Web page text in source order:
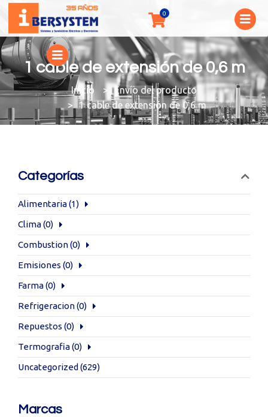
1 cable de extensión de 0,6 m
You are here:
Envío del producto
1 cable de extensión de 0,6 m
Categorías
Alimentaria(1)
Clima(0)
Combustion(0)
Emisiones (0)
Farma(0)
Refrigeracion(0)
Repuestos (0)
Termografia(0)
Uncategorized (629)
Marcas